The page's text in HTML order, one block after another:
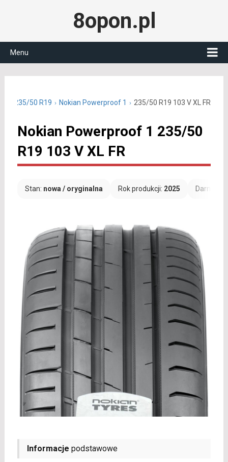
8opon.pl
Menu
235/50 R19 Nokian Powerproof 1 235/50 R19 103 V XL FR
Nokian Powerproof 1 235/50
R19 103 V XL FR
Stan: nowa / oryginalna Rok produkcji: 2025
Informacje podstawowe